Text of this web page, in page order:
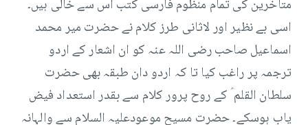
متاخرین کی تمام منظوم فارسی کتب اس سے خالی ہیں۔
اسی بے نظیر اور لاثانی طرز کلام نے حضرت میر محمد
اسماعیل صاحب رضی اللہ عنہ کو ان اشعار کے اردو
ترجمہ پر راغب کیا تا کہ اردو دان طبقہ بھی حضرت
سلطان القلم ؑ کے روح پرور کلام سے بقدر استعداد فیض
یاب ہوسکے۔ حضرت مسیح موعودعلیہ السلام سے والہانہ